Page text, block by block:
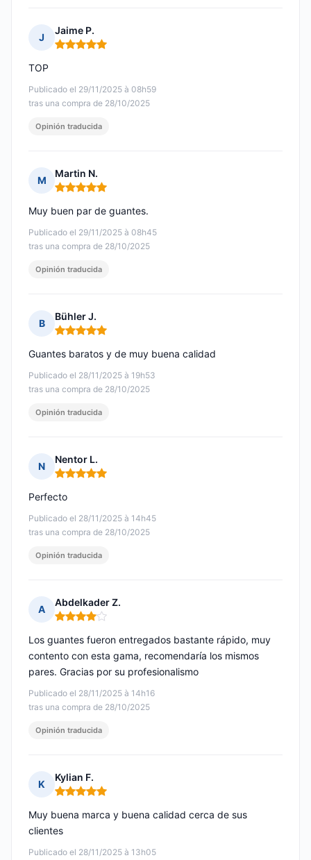
J
Jaime P.
Nota: 5 de 5
Publicado el 29/11/2025 à 08h59
tras una compra de 28/10/2025
TOP
Opinión traducida
M
Martin N.
Nota: 5 de 5
Publicado el 29/11/2025 à 08h45
tras una compra de 28/10/2025
Muy buen par de guantes.
Opinión traducida
B
Bühler J.
Nota: 5 de 5
Publicado el 28/11/2025 à 19h53
tras una compra de 28/10/2025
Guantes baratos y de muy buena calidad
Opinión traducida
N
Nentor L.
Nota: 5 de 5
Publicado el 28/11/2025 à 14h45
tras una compra de 28/10/2025
Perfecto
Opinión traducida
A
Abdelkader Z.
Nota: 4 de 5
Publicado el 28/11/2025 à 14h16
tras una compra de 28/10/2025
Los guantes fueron entregados bastante rápido, muy
contento con esta gama, recomendaría los mismos
pares. Gracias por su profesionalismo
Opinión traducida
K
Kylian F.
Nota: 5 de 5
Publicado el 28/11/2025 à 13h05
Muy buena marca y buena calidad cerca de sus
clientes